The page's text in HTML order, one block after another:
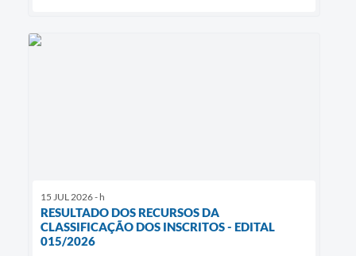
15 JUL 2026 - h
RESULTADO DOS RECURSOS DA
CLASSIFICAÇÃO DOS INSCRITOS - EDITAL
015/2026